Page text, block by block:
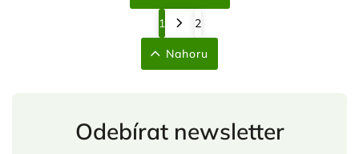
1 2
Nahoru
Odebírat newsletter